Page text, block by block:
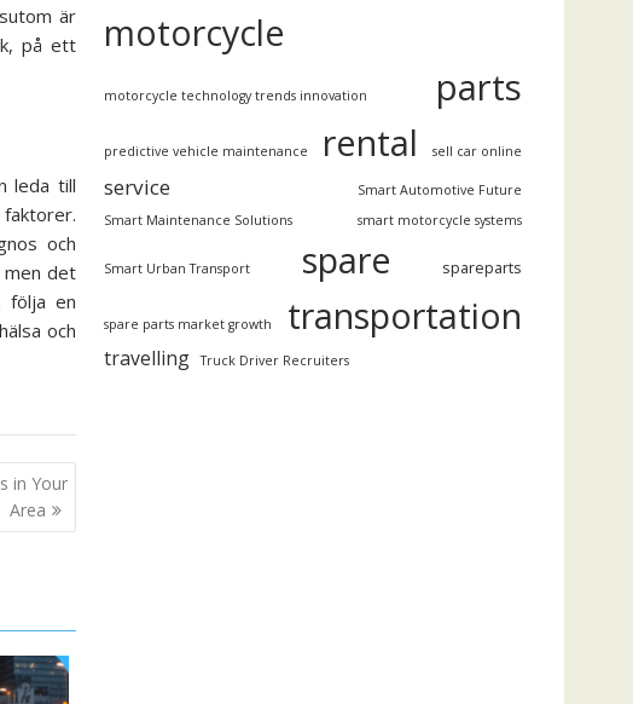
är
på ett
leda till
och
men det
följa en
och
in Your
Area
motorcycle
motorcycle technology trends innovation parts
predictive vehicle maintenance rental sell car online
service
Smart Automotive Future
Smart Maintenance Solutions
smart motorcycle systems
Smart Urban Transport spare spareparts
spare parts market growth transportation
travelling Truck Driver Recruiters